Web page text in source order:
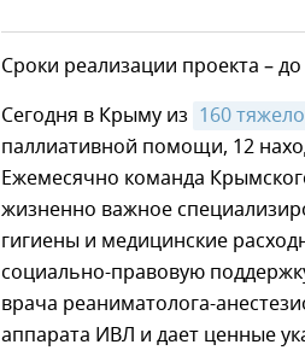
Сроки реализации проекта –
Сегодня в Крыму из 160
паллиативной помощи, 12
Ежемесячно команда
жизненно важное
гигиены и медицинские
социально-правовую
врача реаниматолога-
аппарата ИВЛ и дает ценные